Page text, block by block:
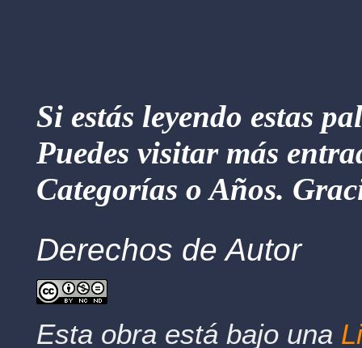
Si estás leyendo estas
Puedes visitar más
Categorías o Años.
Derechos de Autor
Esta obra está bajo una